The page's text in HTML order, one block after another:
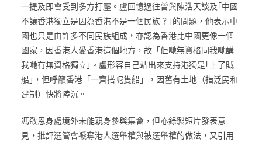
一提及即會受到多方打壓。盧回憶過往曾與陳浩天談及｢中國
不讓香港獨立是因為香港不是一個民族？｣的問題，他表示中
國也只是由許多不同民族組成，亦認為香港比中國更像一個
國家，因香港人愛香港這個地方，故「佢哋無資格同我哋講
我哋有無資格獨立｣。盧形容自己站出來支持港獨是｢上了賊
船｣，但呼籲香港「一齊搭呢隻船」，因舊有土地（指泛民和
建制）快將陸沉。
馮敬恩身處境外未能親身參與集會，但亦錄製短片發表意
見，批評選管會褫奪港人選舉權與被選舉權的做法，又引用